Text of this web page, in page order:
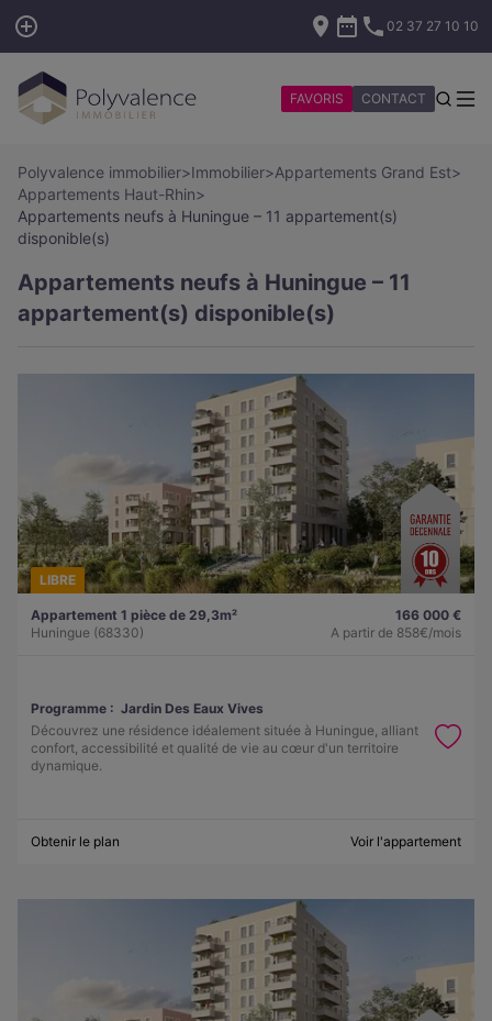
02 37 27 10 10
FAVORIS CONTACT
Polyvalence immobilier>Immobilier>Appartements Grand Est>
Appartements Haut-Rhin>
Appartements neufs à Huningue – 11 appartement(s)
disponible(s)
Appartements neufs à Huningue – 11
appartement(s) disponible(s)
LIBRE
Appartement 1 pièce de 29,3m²
Huningue (68330)
166 000 €
A partir de 858€/mois
Programme : Jardin Des Eaux Vives
Découvrez une résidence idéalement située à Huningue, alliant
confort, accessibilité et qualité de vie au cœur d'un territoire
dynamique.
Obtenir le plan Voir l'appartement